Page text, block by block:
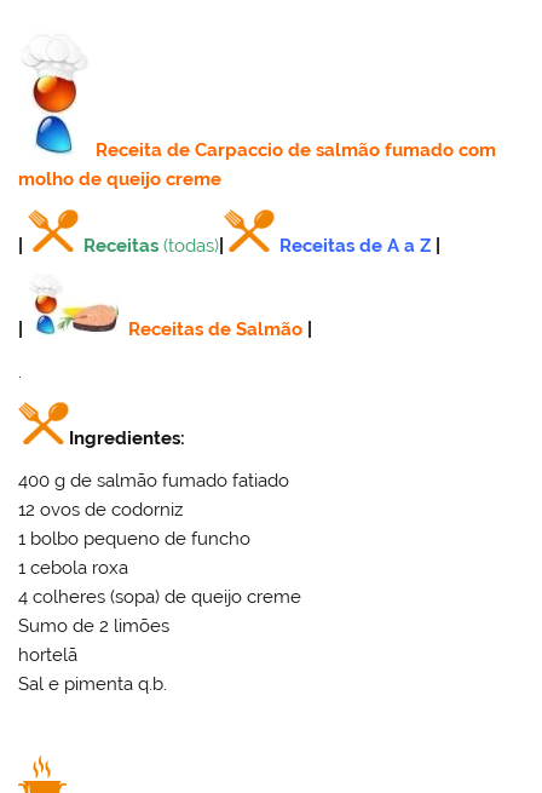
Receitade Carpaccio de salmão fumado com
molho de queijo creme
Receitas (todas) Receitas de A a Z
Receitas de Salmão
.
Ingredientes:
400 g de salmão fumado fatiado
12 ovos de codorniz
1 bolbo pequeno de funcho
1 cebola roxa
4 colheres (sopa) de queijo creme
Sumo de 2 limões
hortelã
Sal e pimenta q.b.